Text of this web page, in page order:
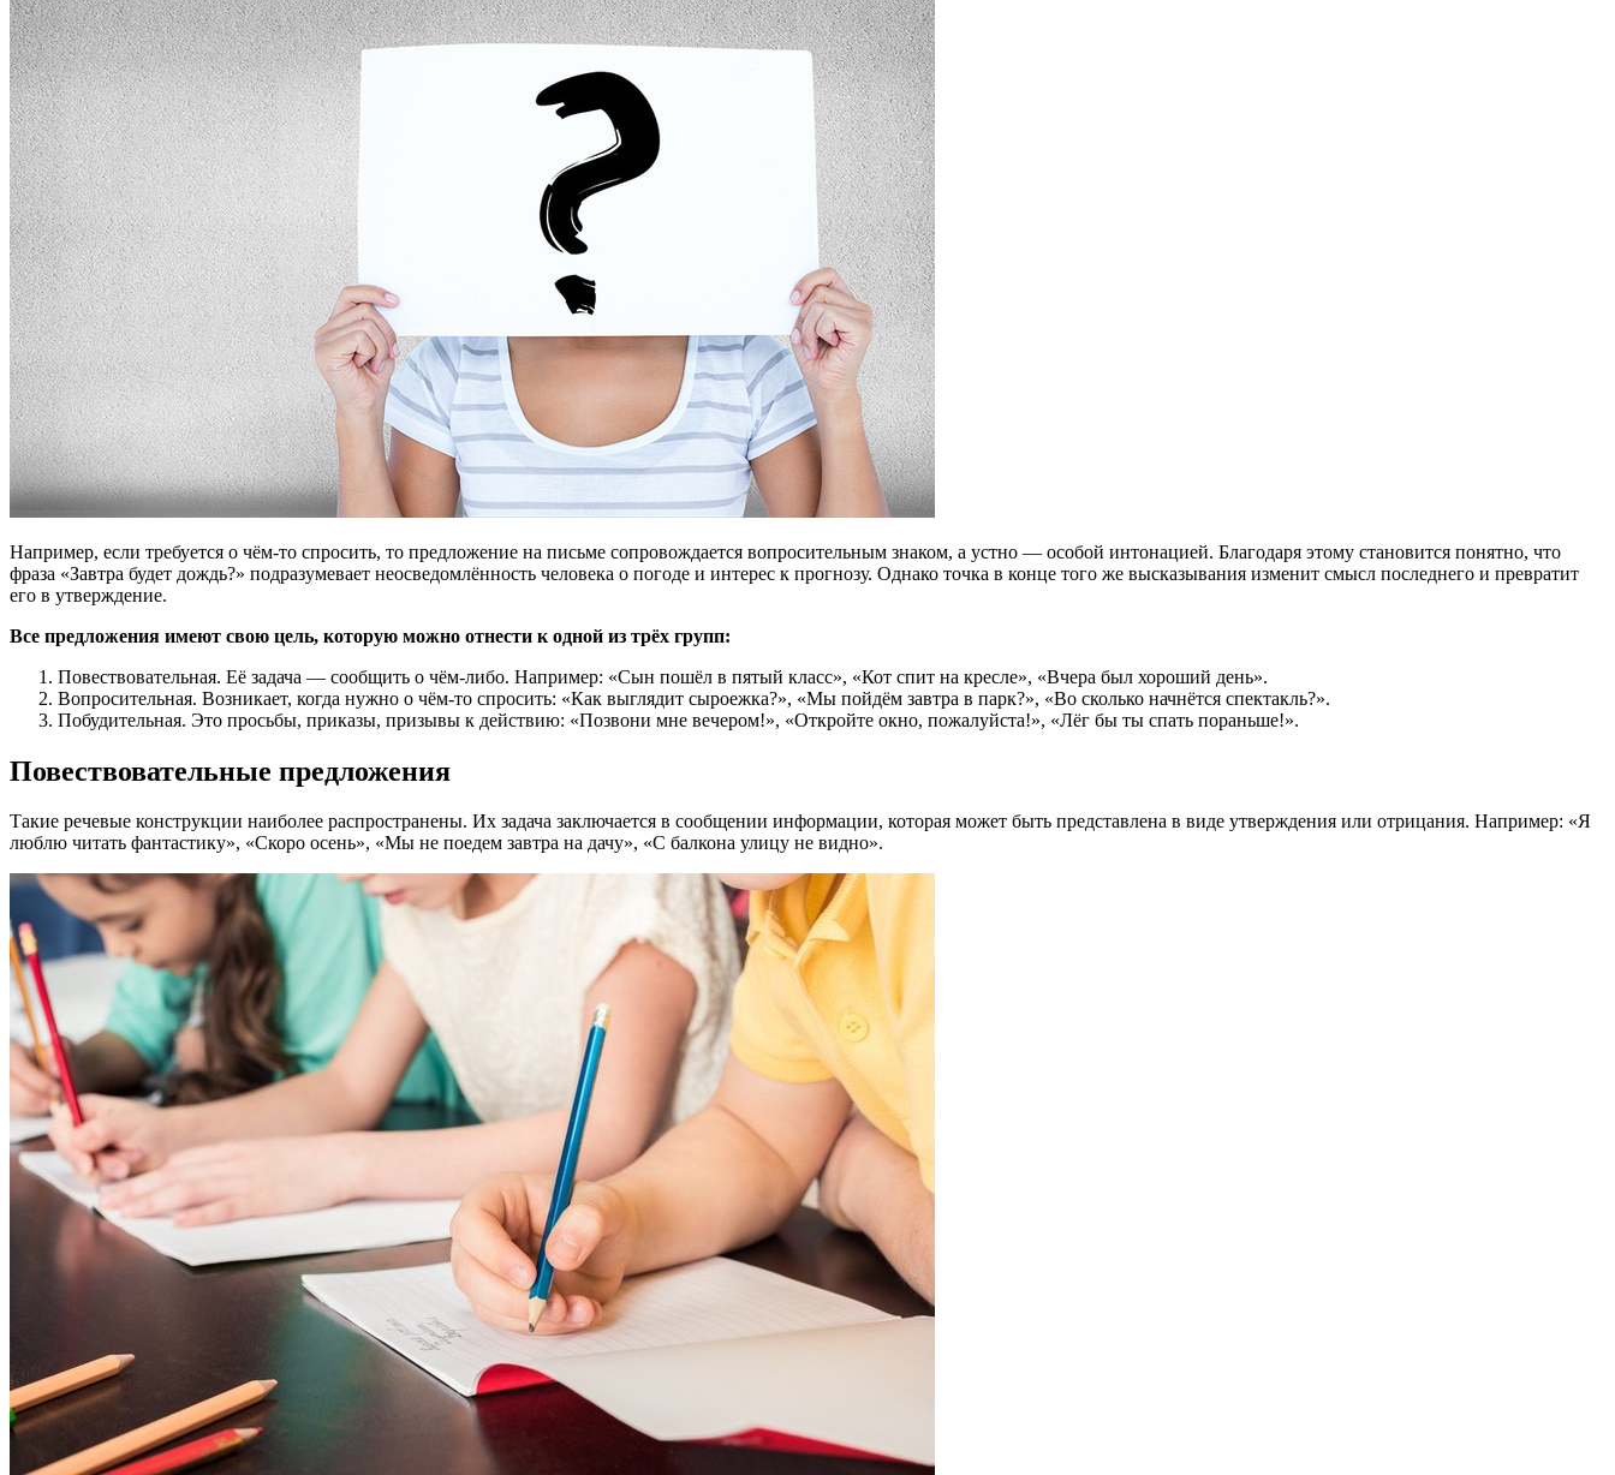
Например, если требуется о чём-то спросить, то предложение на письме сопровождается вопросительным знаком, а устно — особой интонацией. Благодаря этому становится понятно, что
фраза «Завтра будет дождь?» подразумевает неосведомлённость человека о погоде и интерес к прогнозу. Однако точка в конце того же высказывания изменит смысл последнего и превратит
его в утверждение.
Все предложения имеют свою цель, которую можно отнести к одной из трёх групп:
Повествовательная. Её задача — сообщить о чём-либо. Например: «Сын пошёл в пятый класс», «Кот спит на кресле», «Вчера был хороший день».
Вопросительная. Возникает, когда нужно о чём-то спросить: «Как выглядит сыроежка?», «Мы пойдём завтра в парк?», «Во сколько начнётся спектакль?».
Побудительная. Это просьбы, приказы, призывы к действию: «Позвони мне вечером!», «Откройте окно, пожалуйста!», «Лёг бы ты спать пораньше!».
Повествовательные предложения
Такие речевые конструкции наиболее распространены. Их задача заключается в сообщении информации, которая может быть представлена в виде утверждения или отрицания. Например: «Я
люблю читать фантастику», «Скоро осень», «Мы не поедем завтра на дачу», «С балкона улицу не видно».